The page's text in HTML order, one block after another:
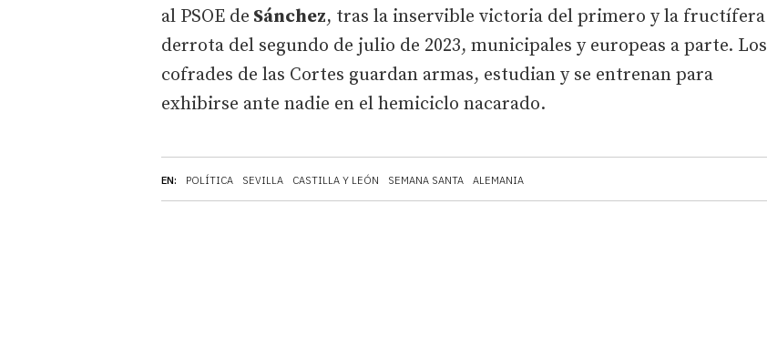
EN: POLÍTICA SEVILLA CASTILLA Y LEÓN SEMANA SANTA ALEMANIA
al PSOE de Sánchez, tras la inservible victoria del primero y la fructífera
derrota del segundo de julio de 2023, municipales y europeas a parte. Los
cofrades de las Cortes guardan armas, estudian y se entrenan para
exhibirse ante nadie en el hemiciclo nacarado.